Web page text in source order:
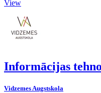
View
Informācijas
Vidzemes Augstskola